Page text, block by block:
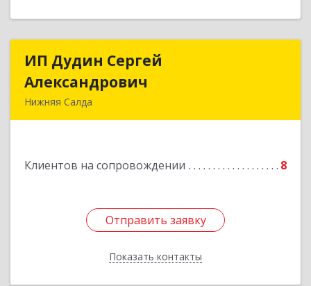
ИП Дудин Сергей
Александрович
Нижняя Салда
Клиентов на сопровождении 8
Отправить заявку
Показать контакты
ИП Дудин Сергей
Подробнее
Отправить заявку
Назад